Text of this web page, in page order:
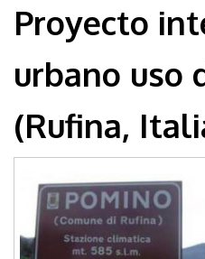
Proyecto
urbano uso
(Rufina,